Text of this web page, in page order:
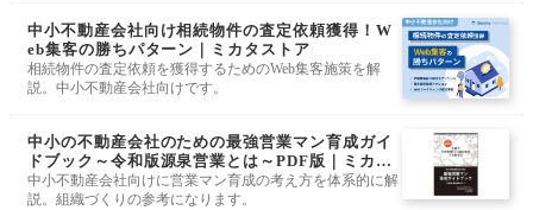
中小不動産会社向け相続物件の査定依頼獲得！W
eb集客の勝ちパターン｜ミカタストア
相続物件の査定依頼を獲得するためのWeb集客施策を解
説。中小不動産会社向けです。
中小の不動産会社のための最強営業マン育成ガイ
ドブック～令和版源泉営業とは～PDF版｜ミカタ
ストア
中小不動産会社向けに営業マン育成の考え方を体系的に解
説。組織づくりの参考になります。